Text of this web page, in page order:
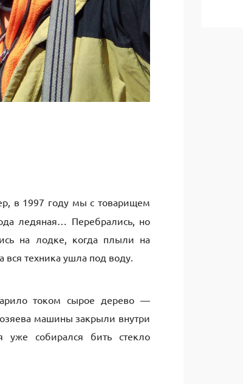
в 1997 году мы с товарищем
ледяная… Перебрались, но
на лодке, когда плыли на
вся техника ушла под воду.
током сырое дерево —
машины закрыли внутри
уже собирался бить стекло